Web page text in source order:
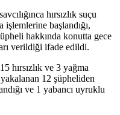
hırsızlık suçu
işlemlerine başlandığı,
hakkında konutta gece
verildiği ifade edildi.
hırsızlık ve 3 yağma
12 şüpheliden
ve 1 yabancı uyruklu